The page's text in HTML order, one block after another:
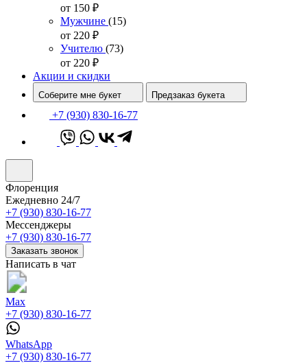
от 150 ₽
Мужчине (15)
от 220 ₽
Учителю (73)
от 220 ₽
Акции и скидки
Соберите мне букет Предзаказ букета
+7 (930) 830-16-77
Флоренция
Ежедневно 24/7
+7 (930) 830-16-77
Мессенджеры
+7 (930) 830-16-77
Заказать звонок
Написать в чат
Max
+7 (930) 830-16-77
WhatsApp
+7 (930) 830-16-77